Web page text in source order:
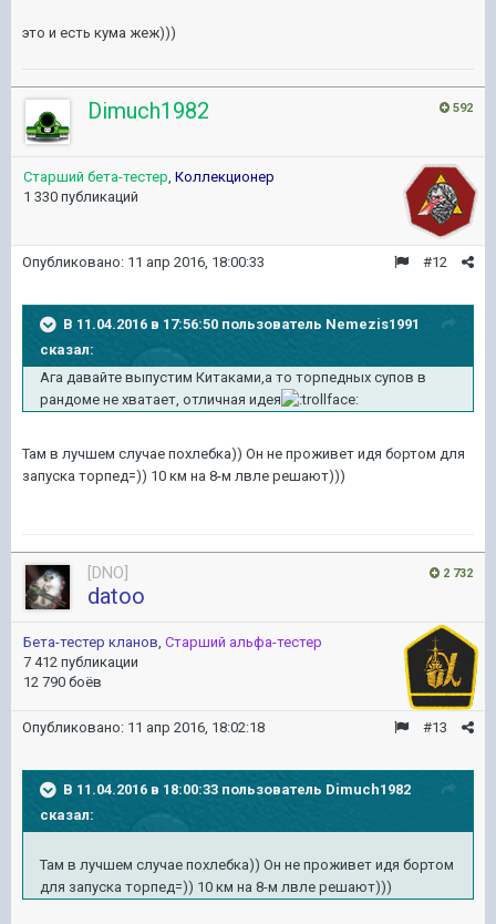
это и есть кума жеж)))
592
Dimuch1982
Старший бета-тестер Коллекционер
1 330 публикаций
#12
Опубликовано: 11 апр 2016, 18:00:33
В 11.04.2016 в 17:56:50 пользователь Nemezis1991
сказал:
Ага давайте выпустим Китаками,а то торпедных супов в
рандоме не хватает, отличная идея
Там в лучшем случае похлебка)) Он не проживет идя бортом для
запуска торпед=)) 10 км на 8-м лвле решают)))
2 732
[DNO]
datoo
Бета-тестер кланов Старший альфа-тестер
7 412 публикации
12 790 боёв
#13
Опубликовано: 11 апр 2016, 18:02:18
В 11.04.2016 в 18:00:33 пользователь Dimuch1982
сказал:
Там в лучшем случае похлебка)) Он не проживет идя бортом
для запуска торпед=)) 10 км на 8-м лвле решают)))